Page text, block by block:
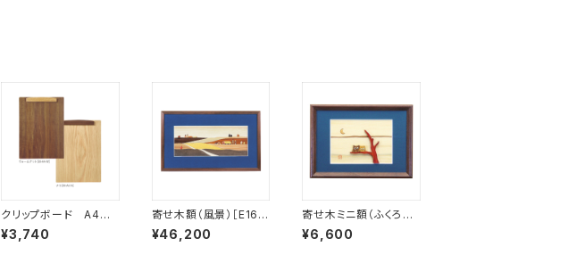
クリップボード A4サ
イズ
¥3,740
寄せ木額（風景）［E16］
【受注生産品】
¥46,200
寄せ木ミニ額（ふくろう）
［E02］
¥6,600